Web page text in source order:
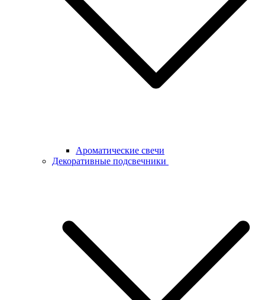
Ароматические свечи
Декоративные подсвечники